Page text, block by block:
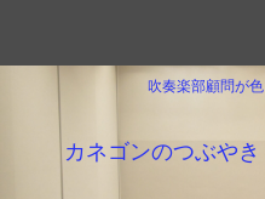
吹奏楽部顧問が
カネゴンのつぶや